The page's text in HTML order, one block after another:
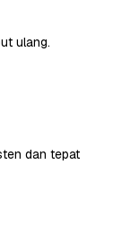
ulang.
dan tepat